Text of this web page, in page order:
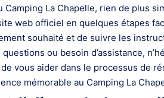
La Chapelle, rien de plus
web officiel en quelques étapes
souhaité et de suivre les
ou besoin d’assistance,
vous aider dans le processus de
mémorable au Camping La